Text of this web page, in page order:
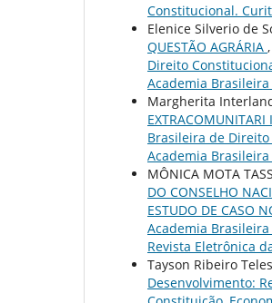
Constitucional.
Elenice Silverio de
QUESTÃO AGRÁRIA ,
Direito
Academia
Margherita
EXTRACOMUNITARI
Brasileira de Direito
Academia
MÔNICA MOTA
DO CONSELHO
ESTUDO DE CASO
Academia
Revista Eletrônica
Tayson Ribeiro
Desenvolvimento: